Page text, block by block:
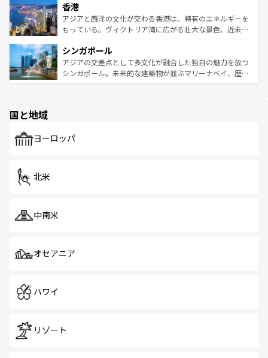
とつ。フォーやバインミー、ベトナムコーヒーなどは、ぜ
ひ現地で味わいたい。どの地域を訪れてもあたたかい人々
が旅行者を迎えてくれるので、きっと忘れられない旅にな
参照してほしい。
の活気が交差している。北部ではチェンマイなどの山岳地
帯で自然と触れ合い、南部ではプーケットやクラビの美し
いビーチでリゾート気分を楽しむことができる。タイ料理
激する。気候は一年中温暖で、どの季節にも異なる楽しみ
が待っている。親しみやすいタイの人々、仏教を中心とし
た文化、そして多様な観光資源が、訪れる旅人を魅了し続
香港
アジアと西洋の文化が交わる香港は、特有のエネルギーを
もっている。ヴィクトリア湾に広がる壮大な景色、近未来
み、どこを訪れても感動するはず。観光スポットが密集し
ており、効率よく見どころを回れるのも魅力。息をのむよ
うな絶景から文化的な体験まで、香港を存分に楽しみ尽く
シンガポール
アジアの交差点として多文化が融合した独自の魅力を放つ
シンガポール。未来的な建築物が並ぶマリーナベイ、歴史
で、ホーカーズは地元の風情を楽しめる外せないスポット
国と地域
ヨーロッパ
北米
中南米
オセアニア
ハワイ
リゾート